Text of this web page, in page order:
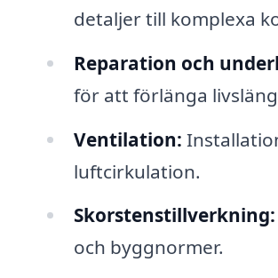
detaljer till komplexa
Reparation och
för att förlänga
Ventilation:
luftcirkulation.
Skorstenstillverkning:
och byggnormer.